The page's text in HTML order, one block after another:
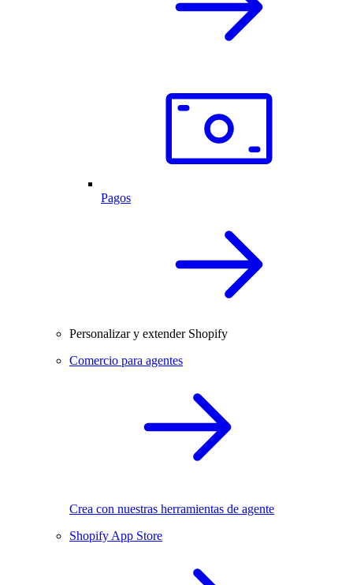
Pagos
Personalizar y extender Shopify
Comercio para agentes
Crea con nuestras herramientas de agente
Shopify App Store